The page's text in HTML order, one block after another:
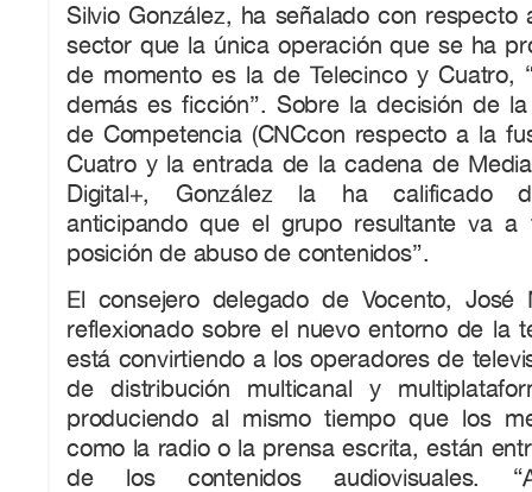
Silvio González, ha señalado con respecto
sector que la única operación que se ha
de momento es la de Telecinco y Cuatro,
demás es ficción”. Sobre la decisión de la
de Competencia (CNCcon respecto a la
Cuatro y la entrada de la cadena de
Digital+, González la ha calificado
anticipando que el grupo resultante va a
posición de abuso de contenidos”.
El consejero delegado de Vocento, José
reflexionado sobre el nuevo entorno de la
está convirtiendo a los operadores de
de distribución multicanal y
produciendo al mismo tiempo que los
como la radio o la prensa escrita, están
de los contenidos audiovisuales.